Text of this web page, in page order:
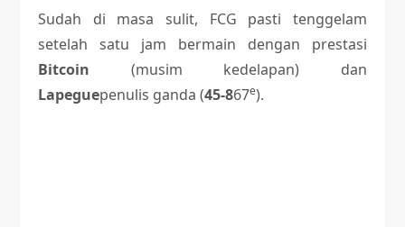
Sudah di masa sulit, FCG pasti tenggelam
setelah satu jam bermain dengan prestasi
Bitcoin (musim kedelapan) dan
Lapeguepenulis ganda (45-867e).